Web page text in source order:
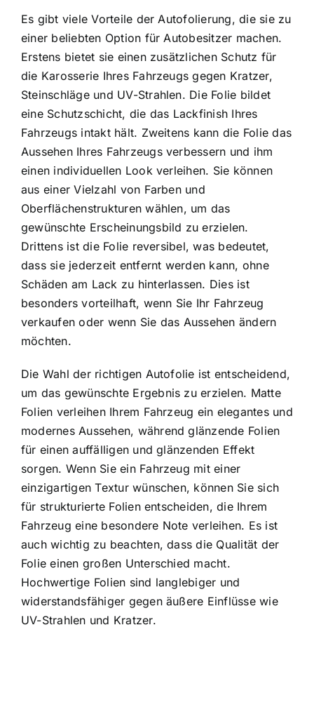
Es gibt viele Vorteile der Autofolierung, die sie zu
einer beliebten Option für Autobesitzer machen.
Erstens bietet sie einen zusätzlichen Schutz für
die Karosserie Ihres Fahrzeugs gegen Kratzer,
Steinschläge und UV-Strahlen. Die Folie bildet
eine Schutzschicht, die das Lackfinish Ihres
Fahrzeugs intakt hält. Zweitens kann die Folie das
Aussehen Ihres Fahrzeugs verbessern und ihm
einen individuellen Look verleihen. Sie können
aus einer Vielzahl von Farben und
Oberflächenstrukturen wählen, um das
gewünschte Erscheinungsbild zu erzielen.
Drittens ist die Folie reversibel, was bedeutet,
dass sie jederzeit entfernt werden kann, ohne
Schäden am Lack zu hinterlassen. Dies ist
besonders vorteilhaft, wenn Sie Ihr Fahrzeug
verkaufen oder wenn Sie das Aussehen ändern
möchten.
Die Wahl der richtigen Autofolie ist entscheidend,
um das gewünschte Ergebnis zu erzielen. Matte
Folien verleihen Ihrem Fahrzeug ein elegantes und
modernes Aussehen, während glänzende Folien
für einen auffälligen und glänzenden Effekt
sorgen. Wenn Sie ein Fahrzeug mit einer
einzigartigen Textur wünschen, können Sie sich
für strukturierte Folien entscheiden, die Ihrem
Fahrzeug eine besondere Note verleihen. Es ist
auch wichtig zu beachten, dass die Qualität der
Folie einen großen Unterschied macht.
Hochwertige Folien sind langlebiger und
widerstandsfähiger gegen äußere Einflüsse wie
UV-Strahlen und Kratzer.